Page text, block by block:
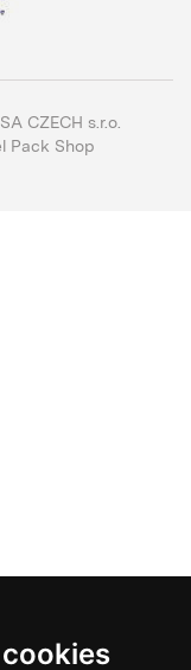
CZECH s.r.o.
Pack Shop